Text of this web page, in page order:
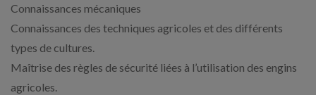
Connaissances mécaniques
Connaissances des techniques agricoles et des différents
types de cultures.
Maîtrise des règles de sécurité liées à l’utilisation des engins
agricoles.